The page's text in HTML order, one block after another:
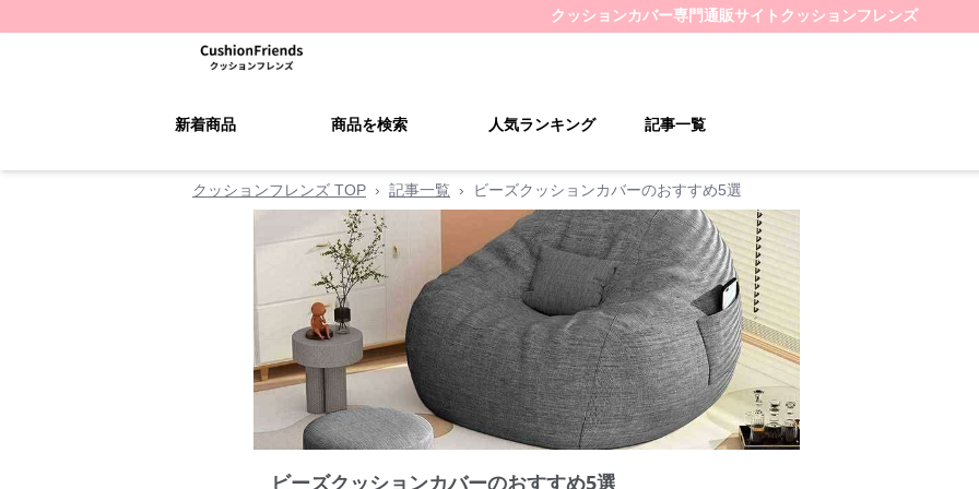
クッションカバー専門通販サイト クッションフレンズ
新着商品 商品を検索 人気ランキング 記事一覧
クッションフレンズ TOP › 記事一覧 › ビーズクッションカバーのおすすめ5選
ビーズクッションカバーのおすすめ5選